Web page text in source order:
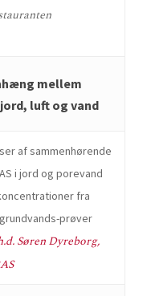
mellem
luft og vand
af sammenhørende
i jord og porevand
fra
prøver
Søren Dyreborg,